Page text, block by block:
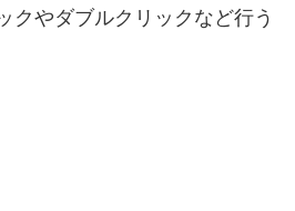
クやダブルクリックなど行う